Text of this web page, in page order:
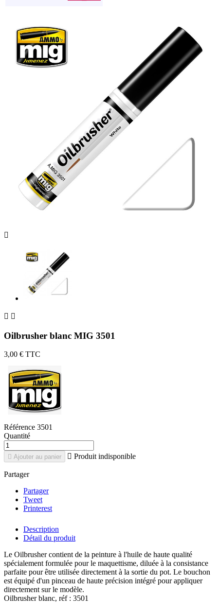

 
Oilbrusher blanc MIG 3501
3,00 € TTC
Référence 3501
Quantité
 Ajouter au panier  Produit indisponible
Partager
Partager
Tweet
Printerest
Description
Détail du produit
Le Oilbrusher contient de la peinture à l'huile de haute qualité
spécialement formulée pour le maquettisme, diluée à la consistance
parfaite pour être utilisée directement à la sortie du pot. Le bouchon
est équipé d'un pinceau de haute précision intégré pour appliquer
directement sur le modèle.
Oilbrusher blanc, réf : 3501